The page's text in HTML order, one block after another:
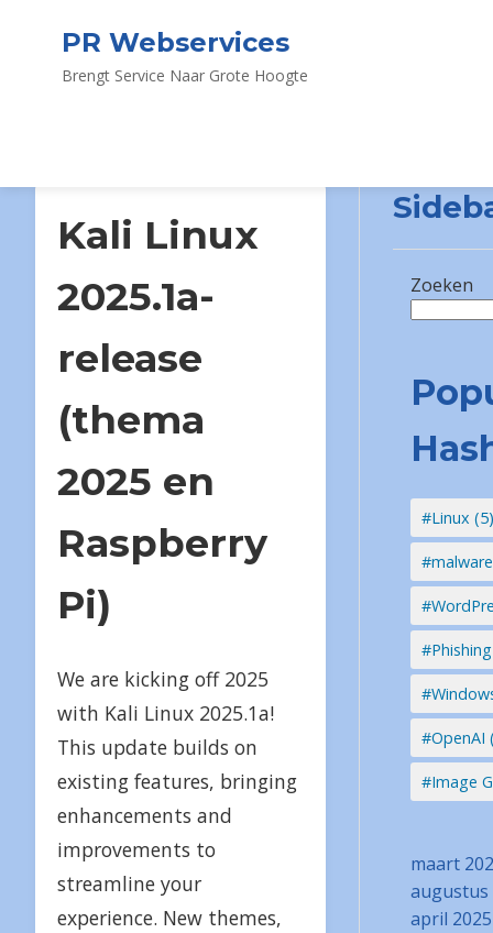
PR Webservices
Brengt Service Naar Grote Hoogte
Kali Linux
2025.1a-
release
(thema
2025 en
Raspberry
Pi)
We are kicking off 2025
with Kali Linux 2025.1a!
This update builds on
existing features, bringing
enhancements and
improvements to
streamline your
experience. New themes,
Zoeken
#Linux (5)
#OpenAI
#Image
maart
augustus
april 2025